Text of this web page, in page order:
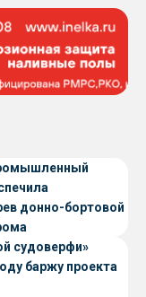
донно-бортовой
проекта CNF22
судоверфи»
баржу проекта